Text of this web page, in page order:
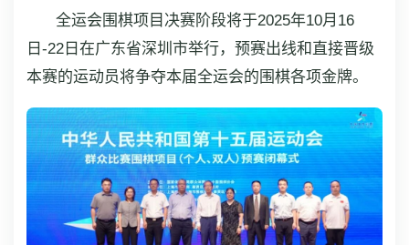
全运会围棋项目决赛阶段将于2025年10月16
日-22日在广东省深圳市举行，预赛出线和直接晋级
本赛的运动员将争夺本届全运会的围棋各项金牌。